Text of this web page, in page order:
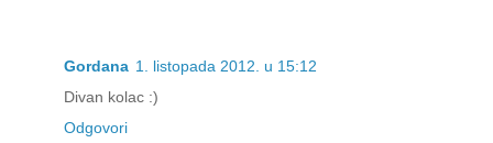
Gordana 1. listopada 2012. u 15:12
Divan kolac :)
Odgovori